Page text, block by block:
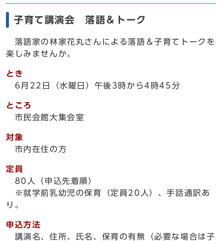
子育て講演会 落語＆トーク
落語家の林家花丸さんによる落語＆子育てトークを
楽しみませんか。
とき
6月22日（水曜日）午後3時から4時45分
ところ
市民会館大集会室
対象
市内在住の方
定員
80人（申込先着順）
※就学前乳幼児の保育（定員20人）、手話通訳あ
り。
申込方法
講演名、住所、氏名、保育の有無（必要な場合は子